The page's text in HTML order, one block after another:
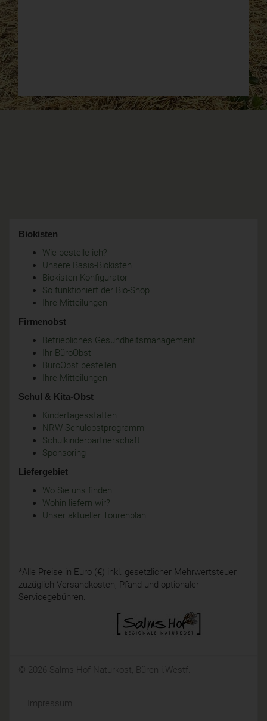
Biokisten
Wie bestelle ich?
Unsere Basis-Biokisten
Biokisten-Konfigurator
So funktioniert der Bio-Shop
Ihre Mitteilungen
Firmenobst
Betriebliches Gesundheitsmanagement
Ihr BüroObst
BüroObst bestellen
Ihre Mitteilungen
Schul & Kita-Obst
Kindertagesstätten
NRW-Schulobstprogramm
Schulkinderpartnerschaft
Sponsoring
Liefergebiet
Wo Sie uns finden
Wohin liefern wir?
Unser aktueller Tourenplan
*Alle Preise in Euro (€) inkl. gesetzlicher Mehrwertsteuer,
zuzüglich Versandkosten, Pfand und optionaler
Servicegebühren.
© 2026 Salms Hof Naturkost, Büren i.Westf.
Impressum